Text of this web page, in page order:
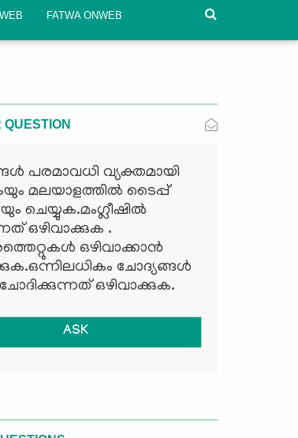
FATWA ONWEB
പരമാവധി വ്യക്തമായി
മലയാളത്തില്‍ ടൈപ്പ്
ചെയ്യുക.മംഗ്ലീഷില്‍
ഒഴിവാക്കുക .
ഒഴിവാക്കാന്‍
ചോദ്യങ്ങള്‍
ചോദിക്കുന്നത് ഒഴിവാക്കുക.
ASK